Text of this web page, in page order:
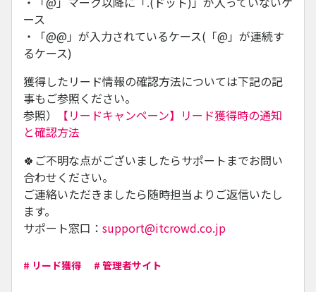
ース
・「@@」が入力されているケース(「@」が連続す
るケース)
獲得したリード情報の確認方法については下記の記
事もご参照ください。
参照）
【リードキャンペーン】リード獲得時の通知
と確認方法
🍀ご不明な点がございましたらサポートまでお問い
合わせください。
ご連絡いただきましたら随時担当よりご返信いたし
ます。
サポート窓口： support@itcrowd.co.jp
# リード獲得 # 管理者サイト